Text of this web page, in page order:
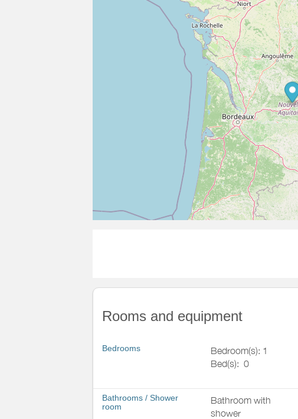
Rooms and equipment
Bedrooms
Bedroom(s): 1
Bed(s): 0
Bathrooms / Shower
room
Bathroom with
shower